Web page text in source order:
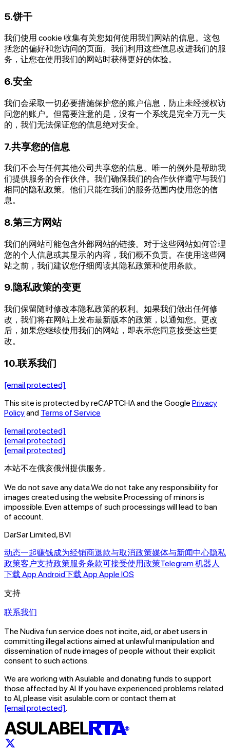
5.饼干
我们使用 cookie 收集有关您如何使用我们网站的信息。这包
括您的偏好和您访问的页面。我们利用这些信息改进我们的服
务，让您在使用我们的网站时获得更好的体验。
6.安全
我们会采取一切必要措施保护您的账户信息，防止未经授权访
问您的账户。但需要注意的是，没有一个系统是完全万无一失
的，我们无法保证您的信息绝对安全。
7.共享您的信息
我们不会与任何其他公司共享您的信息。唯一的例外是帮助我
们提供服务的合作伙伴。我们确保我们的合作伙伴遵守与我们
相同的隐私政策。他们只能在我们的服务范围内使用您的信
息。
8.第三方网站
我们的网站可能包含外部网站的链接。对于这些网站如何管理
您的个人信息或其显示的内容，我们概不负责。在使用这些网
站之前，我们建议您仔细阅读其隐私政策和使用条款。
9.隐私政策的变更
我们保留随时修改本隐私政策的权利。如果我们做出任何修
改，我们将在网站上发布最新版本的政策，以通知您。更改
后，如果您继续使用我们的网站，即表示您同意接受这些更
改。
10.联系我们
[email protected]
This site is protected by reCAPTCHA and the Google Privacy
Policyand Terms of Service
[email protected]
[email protected]
[email protected]
本站不在俄亥俄州提供服务。
We do not save any data.We do not take any responsibility for
images created using the website. Processing of minors is
impossible. Even attemps of such processings will lead to ban
of account.
DarSar Limited, BVI
动态一起赚钱成为经销商退款与取消政策媒体与新闻中心隐私
政策客户支持政策服务条款可接受使用政策Telegram 机器人
下载 App Android下载 App Apple IOS
支持
联系我们
The Nudiva.fun service does not incite, aid, or abet users in
committing illegal actions aimed at unlawful manipulation and
dissemination of nude images of people without their explicit
consent to such actions.
We are working with Asulable and donating funds to support
those affected by AI. If you have experienced problems related
to AI, please visit asulable.com or contact them at
[email protected]